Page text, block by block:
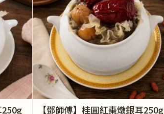
250g 【鄧師傅】桂圓紅棗燉銀耳250g